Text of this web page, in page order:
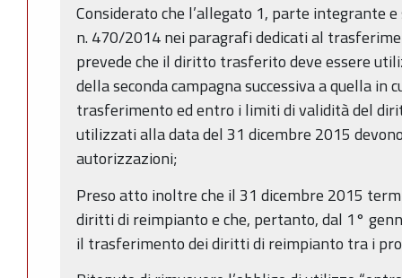
Considerato che l’allegato 1, parte integrante
n. 470/2014 nei paragrafi dedicati al
prevede che il diritto trasferito deve essere
della seconda campagna successiva a quella in
trasferimento ed entro i limiti di validità del
utilizzati alla data del 31 dicembre 2015
autorizzazioni;
Preso atto inoltre che il 31 dicembre 2015
diritti di reimpianto e che, pertanto, dal 1°
il trasferimento dei diritti di reimpianto tra i